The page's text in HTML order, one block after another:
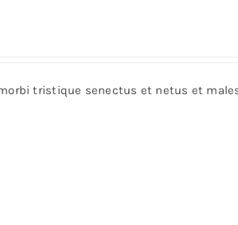
tristique senectus et netus et